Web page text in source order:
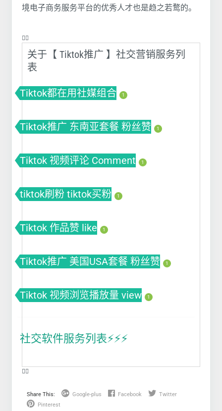
境电子商务服务平台的优秀人才也是趋之若鹜的。
❤️‍🔥
关于【 Tiktok推广 】社交营销服务列
表
Tiktok都在用社媒组合 1
Tiktok推广 东南亚套餐 粉丝赞 1
Tiktok 视频评论 Comment 1
tiktok刷粉 tiktok买粉 1
Tiktok 作品赞 like 1
Tiktok推广 美国USA套餐 粉丝赞 1
Tiktok 视频浏览播放量 view 1
社交软件服务列表⚡️⚡️⚡️
❤️‍🔥
Share This: Google-plus Facebook
Twitter
Pinterest